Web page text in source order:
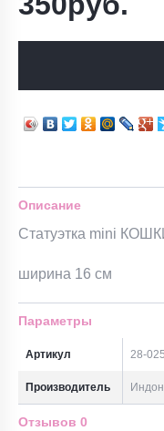
Описание
Статуэтка mini
ширина 16 см
Параметры
Артикул 28-025
Производитель
Отзывов 0